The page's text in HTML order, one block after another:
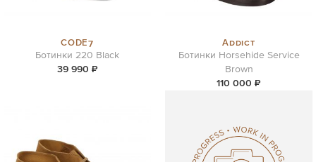
CODE7
Ботинки 220 Black
39 990 ₽
Addict
Ботинки Horsehide Service
Brown
110 000 ₽